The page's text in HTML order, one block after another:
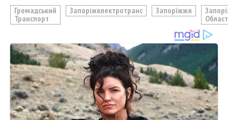
Громадський
Транспорт
Запоріжелектротранс Запоріжжя